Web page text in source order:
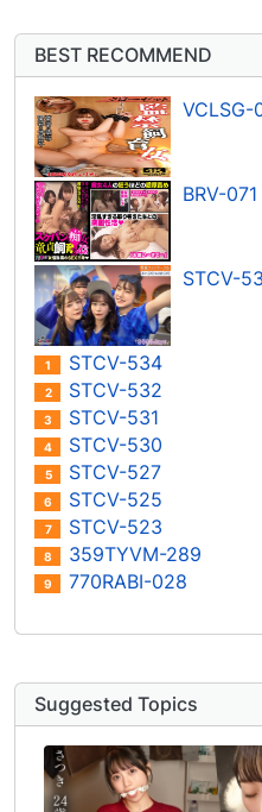
BEST RECOMMEND
VCLSG-
BRV-071
STCV-
1 STCV-534
2 STCV-532
3 STCV-531
4 STCV-530
5 STCV-527
6 STCV-525
7 STCV-523
8 359TYVM-289
9 770RABI-028
Suggested Topics